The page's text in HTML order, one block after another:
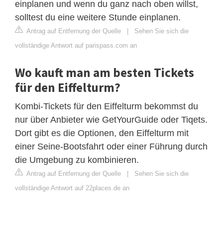
einplanen und wenn du ganz nach oben willst,
solltest du eine weitere Stunde einplanen.
Antrag auf Entfernung der Quelle | Sehen Sie sich die
vollständige Antwort auf parispass.com an
Wo kauft man am besten Tickets
für den Eiffelturm?
Kombi-Tickets für den Eiffelturm bekommst du
nur über Anbieter wie GetYourGuide oder Tiqets.
Dort gibt es die Optionen, den Eiffelturm mit
einer Seine-Bootsfahrt oder einer Führung durch
die Umgebung zu kombinieren.
Antrag auf Entfernung der Quelle | Sehen Sie sich die
vollständige Antwort auf 22places.de an